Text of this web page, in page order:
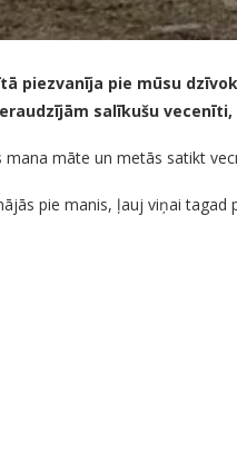
piezvanīja pie mūsu
salīkušu
mana māte un metās satikt
pie manis, ļauj viņai